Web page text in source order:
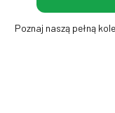
Poznaj naszą pełną